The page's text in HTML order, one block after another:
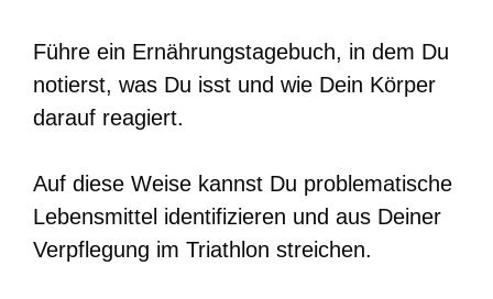
Führe ein Ernährungstagebuch, in dem Du
notierst, was Du isst und wie Dein Körper
darauf reagiert.
Auf diese Weise kannst Du problematische
Lebensmittel identifizieren und aus Deiner
Verpflegung im Triathlon streichen.